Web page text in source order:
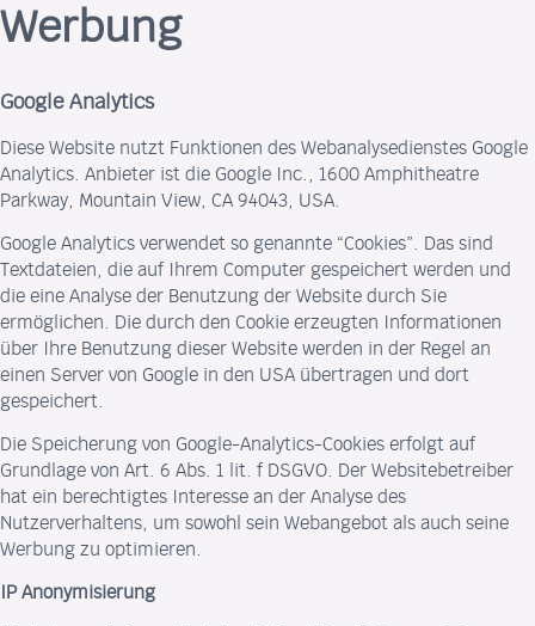
Werbung
Google Analytics
Diese Website nutzt Funktionen des Webanalysedienstes Google
Analytics. Anbieter ist die Google Inc., 1600 Amphitheatre
Parkway, Mountain View, CA 94043, USA.
Google Analytics verwendet so genannte “Cookies”. Das sind
Textdateien, die auf Ihrem Computer gespeichert werden und
die eine Analyse der Benutzung der Website durch Sie
ermöglichen. Die durch den Cookie erzeugten Informationen
über Ihre Benutzung dieser Website werden in der Regel an
einen Server von Google in den USA übertragen und dort
gespeichert.
Die Speicherung von Google-Analytics-Cookies erfolgt auf
Grundlage von Art. 6 Abs. 1 lit. f DSGVO. Der Websitebetreiber
hat ein berechtigtes Interesse an der Analyse des
Nutzerverhaltens, um sowohl sein Webangebot als auch seine
Werbung zu optimieren.
IP Anonymisierung